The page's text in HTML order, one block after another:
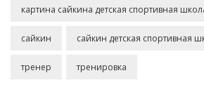
картина сайкина детская спортивная
сайкин сайкин детская спортивная
тренер тренировка